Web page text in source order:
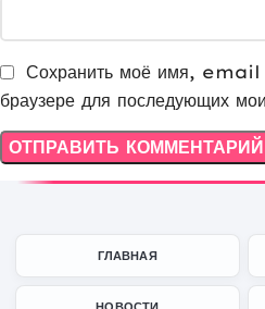
Сохранить моё имя, email
браузере для последующих
ГЛАВНАЯ